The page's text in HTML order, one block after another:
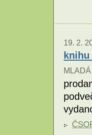
19. 2.
knihu